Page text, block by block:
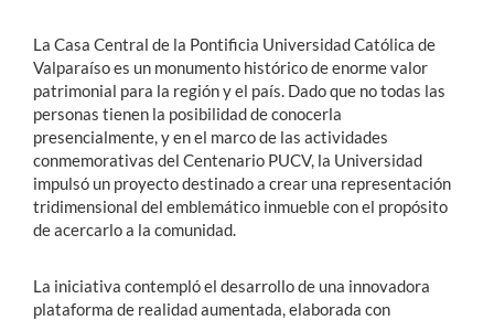
La Casa Central de la Pontificia Universidad Católica de
Valparaíso es un monumento histórico de enorme valor
patrimonial para la región y el país. Dado que no todas las
personas tienen la posibilidad de conocerla
presencialmente, y en el marco de las actividades
conmemorativas del Centenario PUCV, la Universidad
impulsó un proyecto destinado a crear una representación
tridimensional del emblemático inmueble con el propósito
de acercarlo a la comunidad.
La iniciativa contempló el desarrollo de una innovadora
plataforma de realidad aumentada, elaborada con